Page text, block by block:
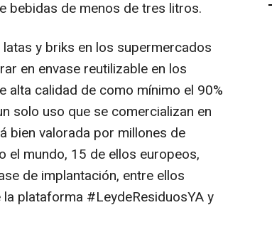
bebidas de menos de tres litros.
y briks en los supermercados
en envase reutilizable en los
calidad de como mínimo el 90%
solo uso que se comercializan en
bien valorada por millones de
el mundo, 15 de ellos europeos,
de implantación, entre ellos
plataforma #LeydeResiduosYA y